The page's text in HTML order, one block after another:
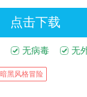
点击下载
无病毒 无
暗黑风格冒险